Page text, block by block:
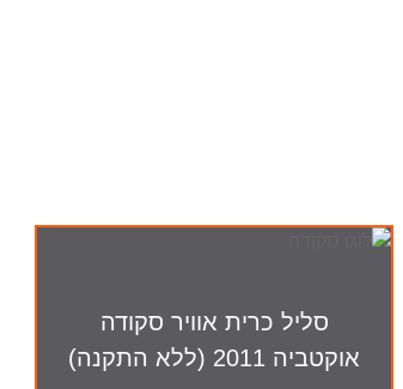
סליל כרית אוויר סקודה
אוקטביה 2011 (ללא התקנה)